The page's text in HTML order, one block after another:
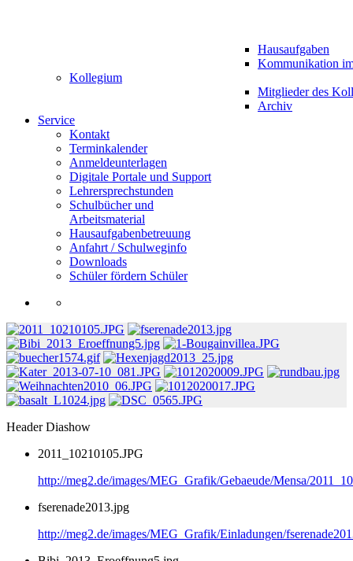
Hausaufgaben
Kommunikation
Kollegium
Mitglieder des
Archiv
Service
Kontakt
Terminkalender
Anmeldeunterlagen
Digitale Portale und Support
Lehrersprechstunden
Schulbücher und
Arbeitsmaterial
Hausaufgabenbetreuung
Anfahrt / Schulweginfo
Downloads
Schüler fördern Schüler
Header Diashow
2011_10210105.JPG
http://meg2.de/images/MEG_Grafik/Gebaeude/Mensa/
fserenade2013.jpg
http://meg2.de/images/MEG_Grafik/Einladungen/